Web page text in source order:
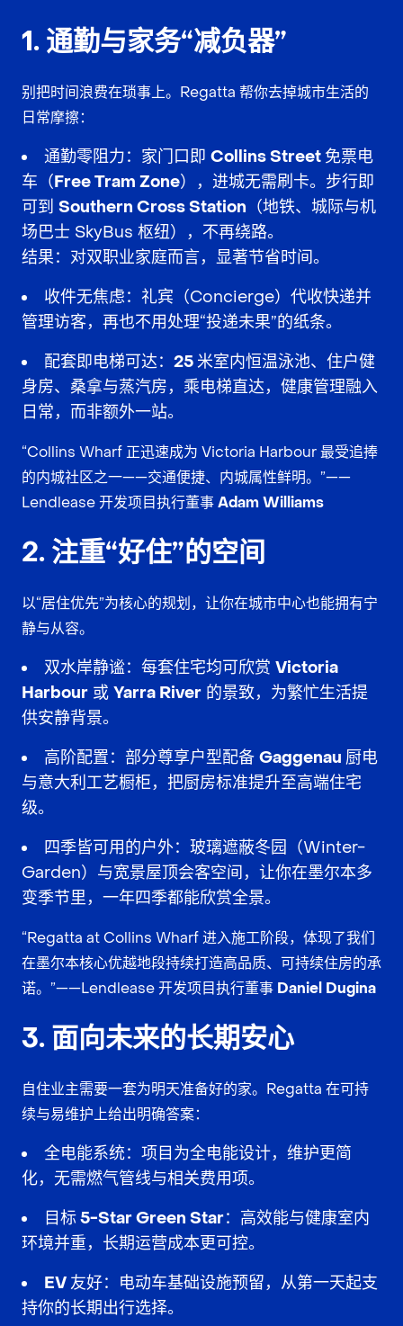
1. 通勤与家务“减负器”
别把时间浪费在琐事上。Regatta 帮你去掉城市生活的
日常摩擦：
通勤零阻力：家门口即 Collins Street 免票电
车（Free Tram Zone）
，进城无需刷卡。步行即
可到 Southern Cross Station （地铁、城际与机
场巴士 SkyBus 枢纽）， 不再绕路。
结果：对双职业家庭而言， 显著节省时间。
收件无焦虑：礼宾（Concierge）代收快递并
管理访客，再也不用处理“投递未果”的纸条。
配套即电梯可达： 25 米室内恒温泳池、住户健
身房、桑拿与蒸汽房，乘电梯直达， 健康管理融入
日常，而非额外一站。
“Collins Wharf 正迅速成为 Victoria Harbour 最受追捧
的内城社区之一——交通便捷、内城属性鲜明。”——
Lendlease 开发项目执行董事Adam Williams
2. 注重“好住”的空间
以“居住优先”为核心的规划，让你在城市中心也能拥有宁
静与从容。
双水岸静谧：每套住宅均可欣赏 Victoria
Harbour 或 Yarra River 的景致，为繁忙生活提
供安静背景。
高阶配置：部分尊享户型配备 Gaggenau 厨电
与意大利工艺橱柜，把厨房标准提升至高端住宅
级。
四季皆可用的户外：玻璃遮蔽冬园（Winter-
Garden）与宽景屋顶会客空间，让你在墨尔本多
变季节里， 一年四季都能欣赏全景。
“Regatta at Collins Wharf 进入施工阶段，体现了我们
在墨尔本核心优越地段持续打造高品质、可持续住房的承
诺。”——Lendlease 开发项目执行董事 Daniel Dugina
3. 面向未来的长期安心
自住业主需要一套为明天准备好的家。Regatta 在可持
续与易维护上给出明确答案：
全电能系统：项目为全电能设计， 维护更简
化，无需燃气管线与相关费用项。
目标 5-Star Green Star：高效能与健康室内
环境并重， 长期运营成本更可控。
EV 友好： 电动车基础设施预留，从第一天起支
持你的长期出行选择。